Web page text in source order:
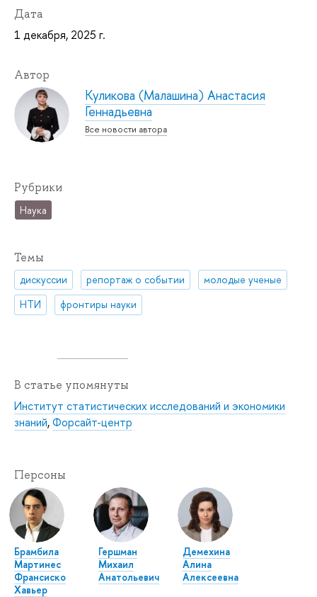
Дата
1 декабря, 2025 г.
Автор
Куликова (Малашина) Анастасия
Геннадьевна
Все новости автора
Рубрики
Наука
Темы
дискуссии репортаж о событии
молодые ученые
НТИ
фронтиры науки
В статье упомянуты
Институт статистических исследований и экономики
знаний,Форсайт-центр
Персоны
Брамбила
Мартинес
Франсиско
Хавьер
Гершман
Михаил
Анатольевич
Демехина
Алина
Алексеевна